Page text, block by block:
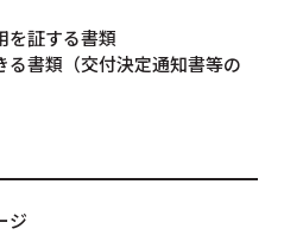
を証する書類
る書類（交付決定通知書等の
ジ